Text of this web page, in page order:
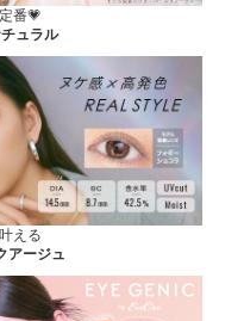
番💗
ュラル
える
アージュ